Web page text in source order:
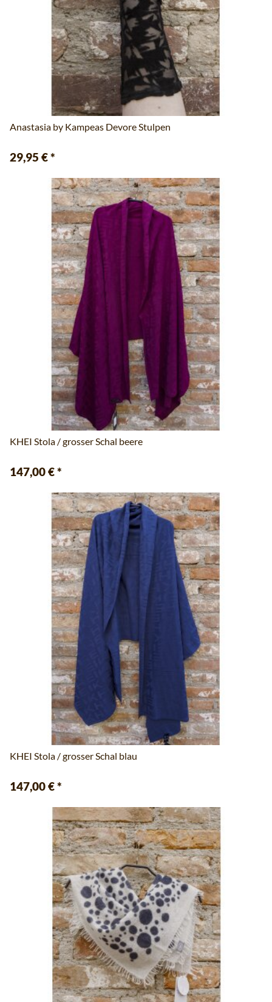
Anastasia by Kampeas Devore Stulpen
29,95 €*
KHEI Stola / grosser Schal beere
147,00 €*
KHEI Stola / grosser Schal blau
147,00 €*